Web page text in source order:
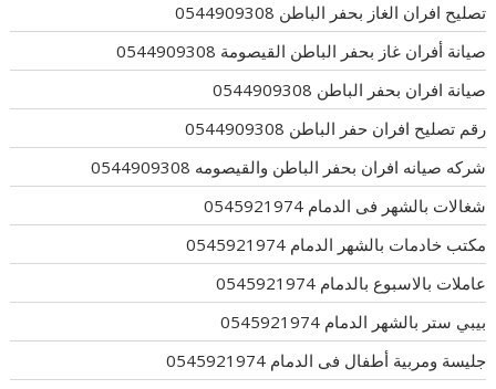
تصليح افران الغاز بحفر الباطن 0544909308
صيانة أفران غاز بحفر الباطن القيصومة 0544909308
صيانة افران بحفر الباطن 0544909308
رقم تصليح افران حفر الباطن 0544909308
شركه صيانه افران بحفر الباطن والقيصومه 0544909308
شغالات بالشهر فى الدمام 0545921974
مكتب خادمات بالشهر الدمام 0545921974
عاملات بالاسبوع بالدمام 0545921974
بيبي ستر بالشهر الدمام 0545921974
جليسة ومربية أطفال فى الدمام 0545921974